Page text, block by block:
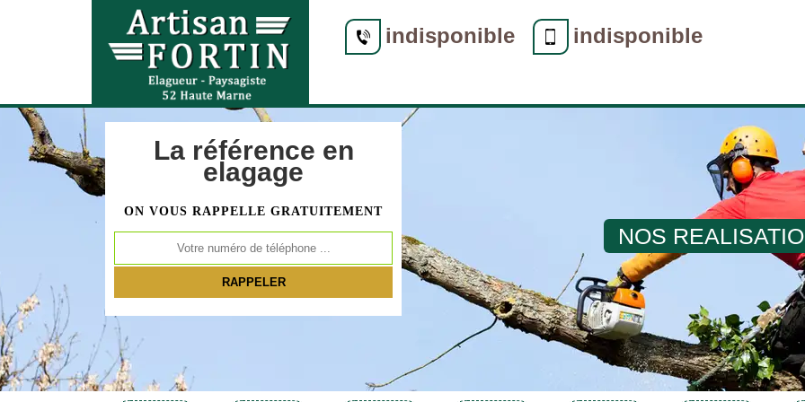
indisponible indisponible
La référence en
elagage
ON VOUS RAPPELLE GRATUITEMENT
NOS